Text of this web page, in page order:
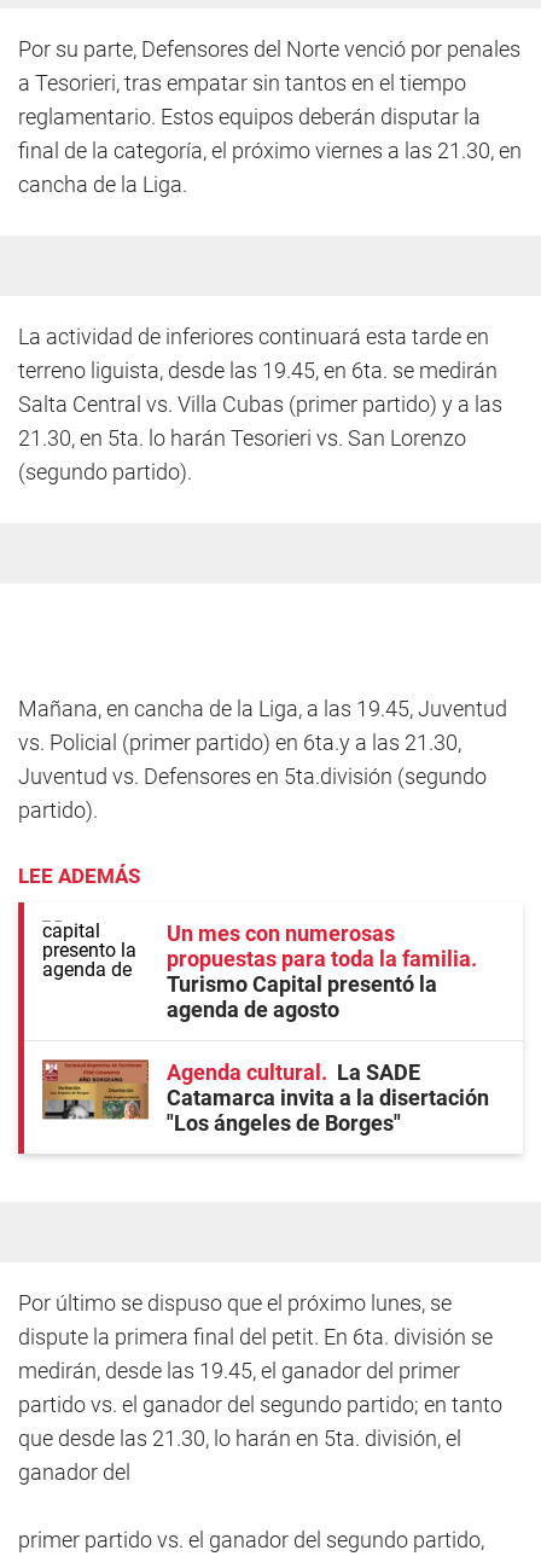
Por su parte, Defensores del Norte venció por penales
a Tesorieri, tras empatar sin tantos en el tiempo
reglamentario. Estos equipos deberán disputar la
final de la categoría, el próximo viernes a las 21.30, en
cancha de la Liga.
La actividad de inferiores continuará esta tarde en
terreno liguista, desde las 19.45, en 6ta. se medirán
Salta Central vs. Villa Cubas (primer partido) y a las
21.30, en 5ta. lo harán Tesorieri vs. San Lorenzo
(segundo partido).
Mañana, en cancha de la Liga, a las 19.45, Juventud
vs. Policial (primer partido) en 6ta.y a las 21.30,
Juventud vs. Defensores en 5ta.división (segundo
partido).
LEE ADEMÁS
Un mes con numerosas
propuestas para toda la familia
Turismo Capital presentó la
agenda de agosto
Agenda cultural
La SADE
Catamarca invita a la disertación
"Los ángeles de Borges"
Por último se dispuso que el próximo lunes, se
dispute la primera final del petit. En 6ta. división se
medirán, desde las 19.45, el ganador del primer
partido vs. el ganador del segundo partido; en tanto
que desde las 21.30, lo harán en 5ta. división, el
ganador del
primer partido vs. el ganador del segundo partido,